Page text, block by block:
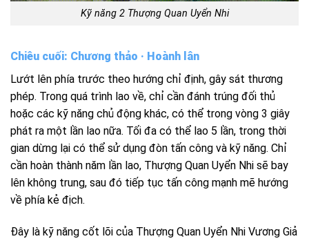
Kỹ năng 2 Thượng Quan Uyển Nhi
Chiêu cuối: Chương thảo · Hoành lân
Lướt lên phía trước theo hướng chỉ định, gây sát thương
phép. Trong quá trình lao về, chỉ cần đánh trúng đối thủ
hoặc các kỹ năng chủ động khác, có thể trong vòng 3 giây
phát ra một lần lao nữa. Tối đa có thể lao 5 lần, trong thời
gian dừng lại có thể sử dụng đòn tấn công và kỹ năng. Chỉ
cần hoàn thành năm lần lao, Thượng Quan Uyển Nhi sẽ bay
lên không trung, sau đó tiếp tục tấn công mạnh mẽ hướng
về phía kẻ địch.
Đây là kỹ năng cốt lõi của Thượng Quan Uyển Nhi Vương Giả